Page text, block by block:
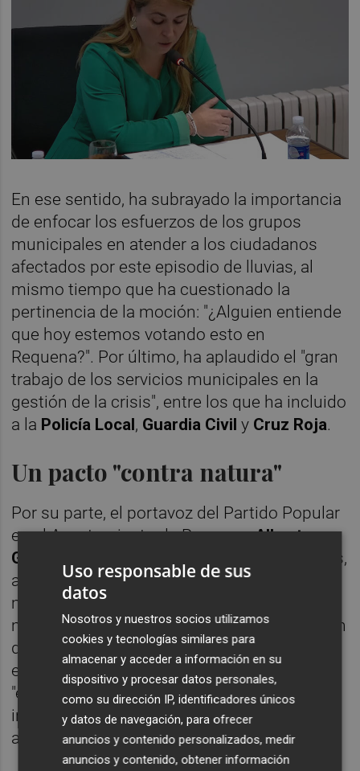
En ese sentido, ha subrayado la importancia
de enfocar los esfuerzos de los grupos
municipales en atender a los ciudadanos
afectados por este episodio de lluvias, al
mismo tiempo que ha cuestionado la
pertinencia de la moción: "¿Alguien entiende
que hoy estemos votando esto en
Requena?". Por último, ha aplaudido el "gran
trabajo de los servicios municipales en la
gestión de la crisis", entre los que ha incluido
a la Policía Local, Guardia Civil y Cruz Roja.
Un pacto "contra natura"
Por su parte, el portavoz del Partido Popular
en el Ayuntamiento de Requena,Alberto
García
, ha respaldado las palabras de Cortés,
argumentando que en este momento la
moción de censura "era inoportuna". Del
mismo modo, García ha defendido la gestión
del Gobierno local bajo el PP, destacando la
ejecución de proyectos que considera
"esenciales" y que, a su juicio, "podrían verse
interrumpidos por el cambio en la
administración".
Uso responsable de sus
datos
Nosotros y nuestros socios utilizamos
cookies y tecnologías similares para
almacenar y acceder a información en su
dispositivo y procesar datos personales,
como su dirección IP, identificadores únicos
y datos de navegación, para ofrecer
anuncios y contenido personalizados, medir
anuncios y contenido, obtener información